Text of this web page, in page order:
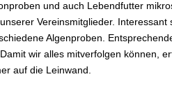
und auch Lebendfutter
Vereinsmitglieder. Interessant
Algenproben.
wir alles mitverfolgen können,
auf die Leinwand.